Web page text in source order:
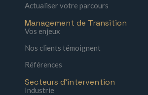
Actualiser votre parcours
Management de Transition
Vos enjeux
Nos clients témoignent
Références
Secteurs d'intervention
Industrie